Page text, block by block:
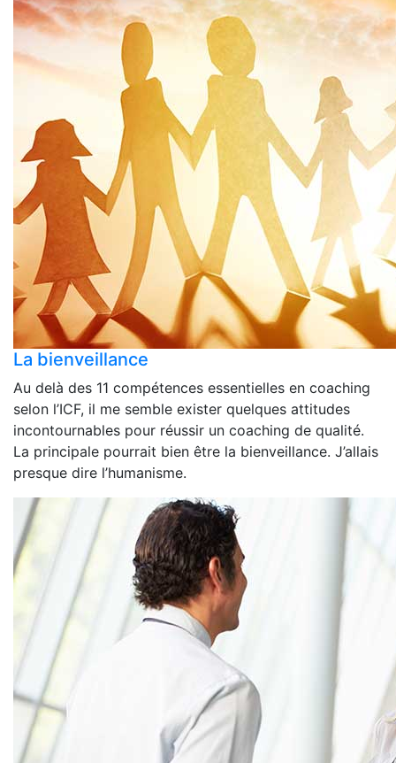
La bienveillance
Au delà des 11 compétences essentielles en coaching
selon l’ICF, il me semble exister quelques attitudes
incontournables pour réussir un coaching de qualité.
La principale pourrait bien être la bienveillance. J’allais
presque dire l’humanisme.